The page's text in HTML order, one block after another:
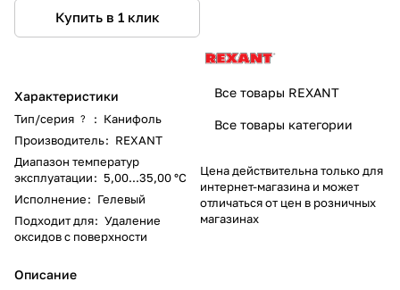
Купить в 1 клик
Характеристики
Тип/серия ? : Канифоль
Производитель: REXANT
Диапазон температур
эксплуатации: 5,00...35,00 °C
Исполнение: Гелевый
Подходит для: Удаление
оксидов с поверхности
Описание
Все товары REXANT
Все товары категории
Цена действительна только для
интернет-магазина и может
отличаться от цен в розничных
магазинах